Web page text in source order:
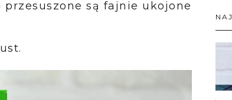
są fajnie ukojone